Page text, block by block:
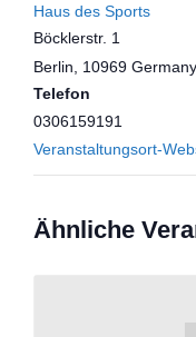
Haus des Sports
Böcklerstr. 1
Berlin
10969 Germany
Telefon
0306159191
Veranstaltungsort-
Ähnliche